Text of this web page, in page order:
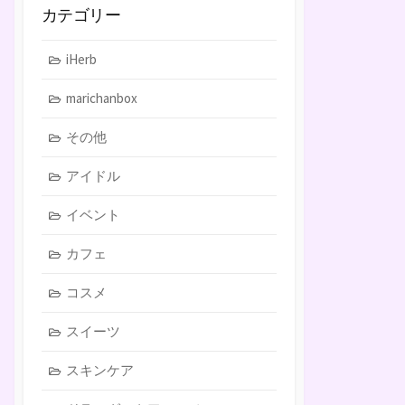
カテゴリー
iHerb
marichanbox
その他
アイドル
イベント
カフェ
コスメ
スイーツ
スキンケア